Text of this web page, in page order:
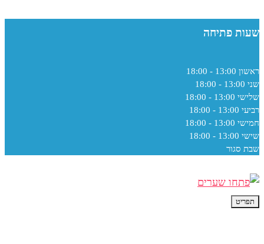
שעות פתיחה
ראשון 13:00 - 18:00
שני 13:00 - 18:00
שלישי 13:00 - 18:00
רביעי 13:00 - 18:00
חמישי 13:00 - 18:00
שישי 13:00 - 18:00
שבת סגור
תפריט